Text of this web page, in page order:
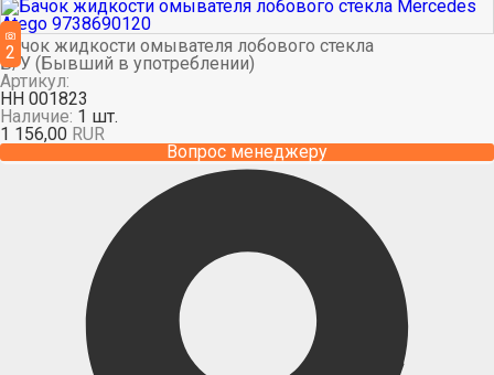
2
Бачок жидкости омывателя лобового стекла
Б/У (Бывший в употреблении)
Артикул:
НН 001823
Наличие: 1 шт.
1 156,00 RUR
Вопрос менеджеру